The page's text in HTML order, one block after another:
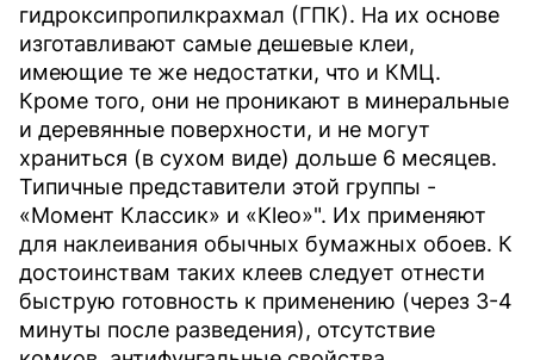
гидроксипропилкрахмал (ГПК). На их основе
изготавливают самые дешевые клеи,
имеющие те же недостатки, что и КМЦ.
Кроме того, они не проникают в минеральные
и деревянные поверхности, и не могут
храниться (в сухом виде) дольше 6 месяцев.
Типичные представители этой группы -
«Момент Классик» и «Kleo»". Их применяют
для наклеивания обычных бумажных обоев. К
достоинствам таких клеев следует отнести
быструю готовность к применению (через 3-4
минуты после разведения), отсутствие